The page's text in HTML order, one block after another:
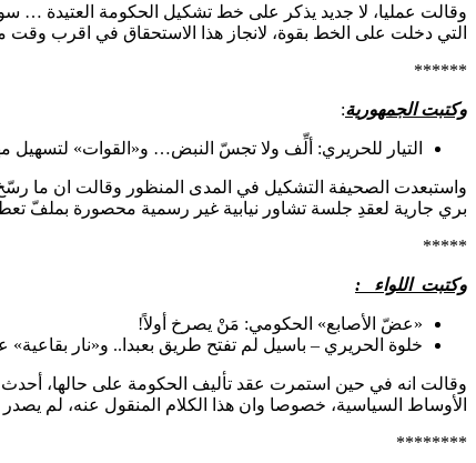
وقالت عمليا، لا جديد يذكر على خط تشكيل الحكومة العتيدة …
التي دخلت على الخط بقوة، لانجاز هذا الاستحقاق في اقرب وقت
******
وكتبت الجمهورية:
التيار للحريري: ألِّف ولا تجسّ النبض… و«القوات» لتسهيل
واستبعدت الصحيفة التشكيل في المدى المنظور وقالت ان ما رسّخ
بري جارية لعقدِ جلسة تشاور نيابية غير رسمية محصورة بملفّ
*****
وكتبت اللواء :
«عضّ الأصابع» الحكومي: مَنْ يصرخ أولاً!
خلوة الحريري – باسيل لم تفتح طريق بعبدا.. و«نار بقاعية»
وقالت انه في حين استمرت عقد تأليف الحكومة على حالها،
الأوساط السياسية، خصوصا وان هذا الكلام المنقول عنه، لم
********